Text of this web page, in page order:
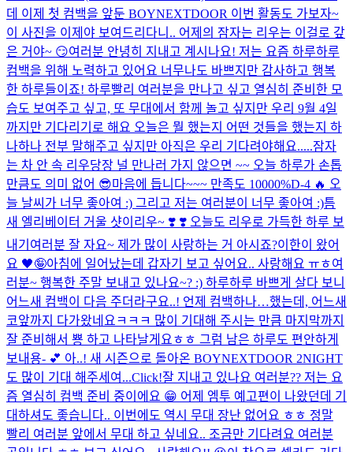
데 이제 첫 컴백을 앞둔 BOYNEXTDOOR 이번 활동도 가보자~
이 사진을 이제야 보여드리다니.. 어제의 잠자는 리우는 이걸로 갚
은 거야~ 😏여러분 안녕히 지내고 계시나요! 저는 요즘 하루하루
컴백을 위해 노력하고 있어요 너무나도 바쁘지만 감사하고 행복
한 하루들이죠! 하루빨리 여러분을 만나고 싶고 열심히 준비한 모
습도 보여주고 싶고, 또 무대에서 함께 놀고 싶지만 우리 9월 4일
까지만 기다리기로 해요 오늘은 뭘 했는지 어떤 것들을 했는지 하
나하나 전부 말해주고 싶지만 아직은 우리 기다려야해요.....잠자
는 차 안 속 리우당장 널 만나러 가지 않으면 ~~ 오늘 하루가 손톱
만큼도 의미 없어 😎마음에 듭니다~~~ 만족도 10000%D-4 🔥 오
늘 날씨가 너무 좋아여 :) 그리고 저는 여러분이 너무 좋아여 :)틈
새 엘리베이터 거울 샷이리우~ ❣️​ ❣️​ 오늘도 리우로 가득한 하루 보
내기 여러분 잘 자요~ 제가 많이 사랑하는 거 아시죠?이한이 왔어
요 🖤🤪아침에 일어났는데 갑자기 보고 싶어요.. 사랑해요 ㅠㅎ여
러분~ 행복한 주말 보내고 있나요~? :) 하루하루 바쁘게 살다 보니
어느새 컴백이 다음 주더라구요..! 언제 컴백하나…했는데, 어느새
코앞까지 다가왔네요ㅋㅋㅋ 많이 기대해 주시는 만큼 마지막까지
잘 준비해서 뿅 하고 나타날게요ㅎㅎ 그럼 남은 하루도 편안하게
보내용- 💕 아..! 새 시즌으로 돌아온 BOYNEXTDOOR 2NIGHT
도 많이 기대 해주세여...Click!잘 지내고 있나요 여러분?? 저는 요
즘 열심히 컴백 준비 중이에요 😁 어제 엠투 예고편이 나왔던데 기
대하셔도 좋습니다.. 이번에도 역시 무대 장난 없어요 ㅎㅎ 정말
빨리 여러분 앞에서 무대 하고 싶네요.. 조금만 기다려요 여러분